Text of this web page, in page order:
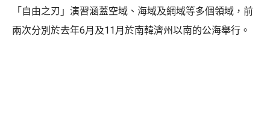
「自由之刃」演習涵蓋空域、海域及網域等多個領域，前
兩次分別於去年6月及11月於南韓濟州以南的公海舉行。